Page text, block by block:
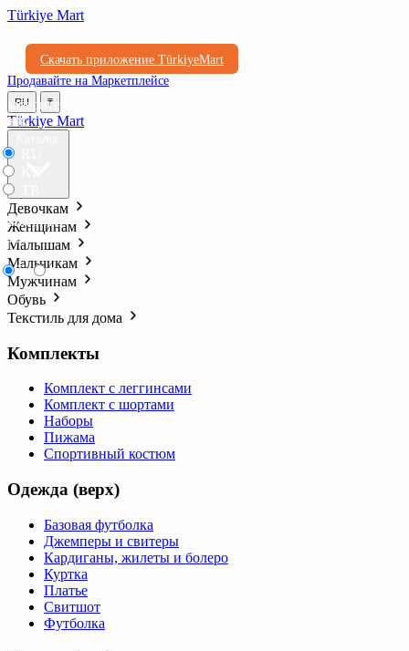
Türkiye Mart
Скачать приложение TürkiyeMart
Продавайте на Маркетплейсе
RU ₸
₸ ₺l
Türkiye Mart
Девочкам
Женщинам
Малышам
Мальчикам
Мужчинам
Обувь
Текстиль для дома
Комплекты
Комплект с леггинсами
Комплект с шортами
Наборы
Пижама
Спортивный костюм
Одежда (верх)
Базовая футболка
Джемперы и свитеры
Кардиганы, жилеты и болеро
Куртка
Платье
Свитшот
Футболка